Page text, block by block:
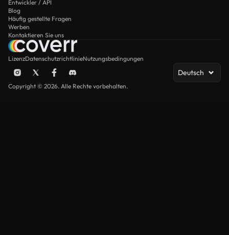
Entwickler / API
Blog
Häufig gestellte Fragen
Werben
Kontaktieren Sie uns
LizenzDatenschutzrichtlinieNutzungsbedingungen
Deutsch
Copyright © 2026. Alle Rechte vorbehalten.